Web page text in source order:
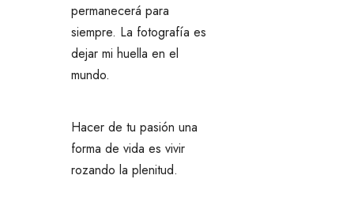
permanecerá para
siempre. La fotografía es
dejar mi huella en el
mundo.
Hacer de tu pasión una
forma de vida es vivir
rozando la plenitud.